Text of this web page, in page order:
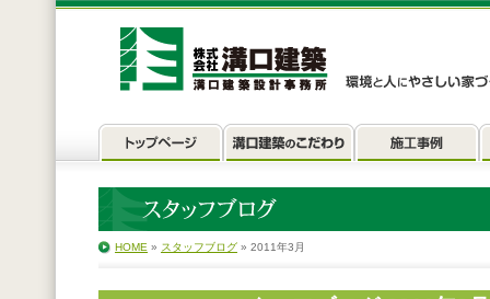
HOME » スタッフブログ » 2011年3月